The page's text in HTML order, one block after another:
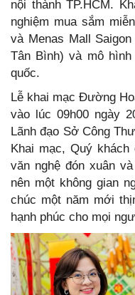
nội thành TP.HCM.
nghiệm mua sắm
và Menas Mall
Tân Bình) và mô
quốc.
Lễ khai mạc Đường
vào lúc 09h00 ngày
Lãnh đạo Sở Công
Khai mạc, Quý
văn nghệ đón xuân
nên một không gian
chúc một năm mới
hạnh phúc cho mọi